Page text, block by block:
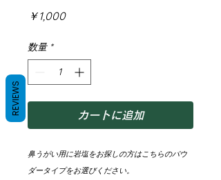
￥1,000価
数量 *
カートに追加
鼻うがい用に岩塩をお探しの方はこちらのパウ
ダータイプをお選びください。
REVIEWS